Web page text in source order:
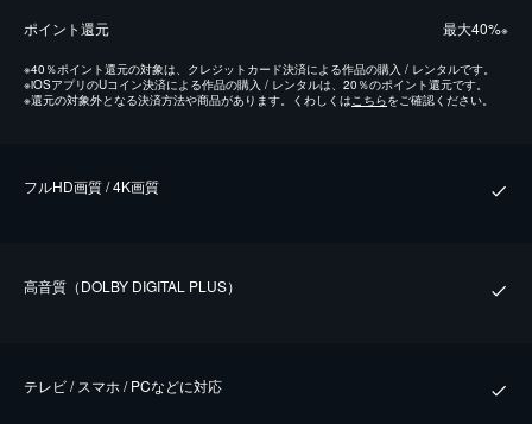
ポイント還元 最⼤40%※
※40％ポイント還元の対象は、クレジットカード決済による作品の購入 / レンタルです。
※iOSアプリのUコイン決済による作品の購入 / レンタルは、20％のポイント還元です。
※還元の対象外となる決済方法や商品があります。くわしくは こちらをご確認ください。
フルHD画質 / 4K画質
⾼⾳質（DOLBY DIGITAL PLUS）
テレビ / スマホ / PCなどに対応